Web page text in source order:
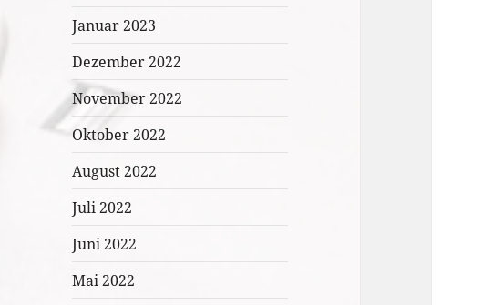
Januar 2023
Dezember 2022
November 2022
Oktober 2022
August 2022
Juli 2022
Juni 2022
Mai 2022